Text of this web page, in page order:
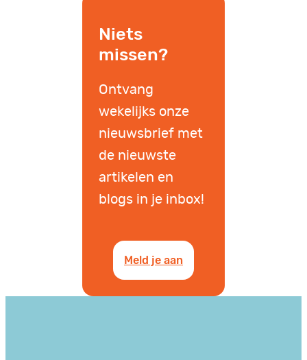
Niets
missen?
Ontvang
wekelijks onze
nieuwsbrief met
de nieuwste
artikelen en
blogs in je inbox!
Meld je aan